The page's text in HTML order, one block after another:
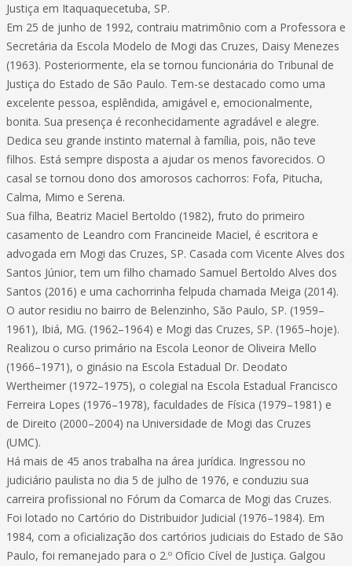
Justiça em Itaquaquecetuba, SP.
Em 25 de junho de 1992, contraiu matrimônio com a Professora e
Secretária da Escola Modelo de Mogi das Cruzes, Daisy Menezes
(1963). Posteriormente, ela se tornou funcionária do Tribunal de
Justiça do Estado de São Paulo. Tem-se destacado como uma
excelente pessoa, esplêndida, amigável e, emocionalmente,
bonita. Sua presença é reconhecidamente agradável e alegre.
Dedica seu grande instinto maternal à família, pois, não teve
filhos. Está sempre disposta a ajudar os menos favorecidos. O
casal se tornou dono dos amorosos cachorros: Fofa, Pitucha,
Calma, Mimo e Serena.
Sua filha, Beatriz Maciel Bertoldo (1982), fruto do primeiro
casamento de Leandro com Francineide Maciel, é escritora e
advogada em Mogi das Cruzes, SP. Casada com Vicente Alves dos
Santos Júnior, tem um filho chamado Samuel Bertoldo Alves dos
Santos (2016) e uma cachorrinha felpuda chamada Meiga (2014).
O autor residiu no bairro de Belenzinho, São Paulo, SP. (1959–
1961), Ibiá, MG. (1962–1964) e Mogi das Cruzes, SP. (1965–hoje).
Realizou o curso primário na Escola Leonor de Oliveira Mello
(1966–1971), o ginásio na Escola Estadual Dr. Deodato
Wertheimer (1972–1975), o colegial na Escola Estadual Francisco
Ferreira Lopes (1976–1978), faculdades de Física (1979–1981) e
de Direito (2000–2004) na Universidade de Mogi das Cruzes
(UMC).
Há mais de 45 anos trabalha na área jurídica. Ingressou no
judiciário paulista no dia 5 de julho de 1976, e conduziu sua
carreira profissional no Fórum da Comarca de Mogi das Cruzes.
Foi lotado no Cartório do Distribuidor Judicial (1976–1984). Em
1984, com a oficialização dos cartórios judiciais do Estado de São
Paulo, foi remanejado para o 2.º Ofício Cível de Justiça. Galgou